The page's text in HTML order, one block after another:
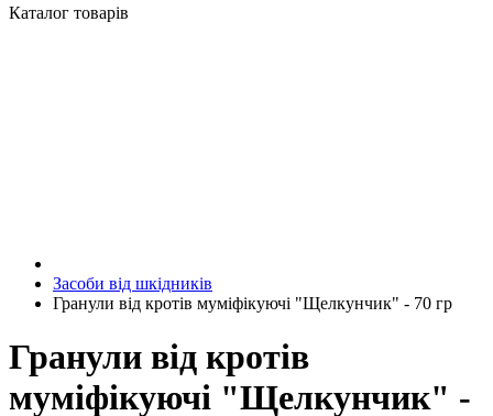
Каталог товарів
Засоби від шкідників
Гранули від кротів муміфікуючі "Щелкунчик" - 70 гр
Гранули від кротів
муміфікуючі "Щелкунчик" -